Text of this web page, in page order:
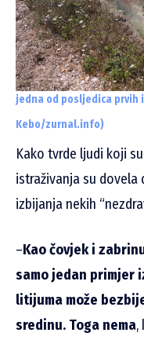
jedna od posljedica
Kebo/zurnal.info)
Kako tvrde ljudi koji
istraživanja su dovela
izbijanja nekih
–Kao čovjek i
samo jedan primjer
litijuma može
sredinu. Toga nema,